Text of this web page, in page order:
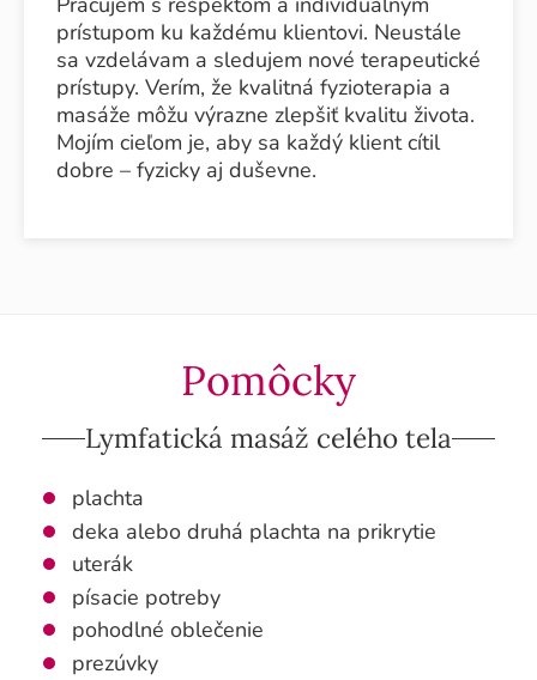
prístupom ku každému klientovi. Neustále
sa vzdelávam a sledujem nové terapeutické
prístupy. Verím, že kvalitná fyzioterapia a
masáže môžu výrazne zlepšiť kvalitu života.
Mojím cieľom je, aby sa každý klient cítil
dobre – fyzicky aj duševne.
Pomôcky
Lymfatická masáž celého tela
plachta
deka alebo druhá plachta na prikrytie
uterák
písacie potreby
pohodlné oblečenie
prezúvky